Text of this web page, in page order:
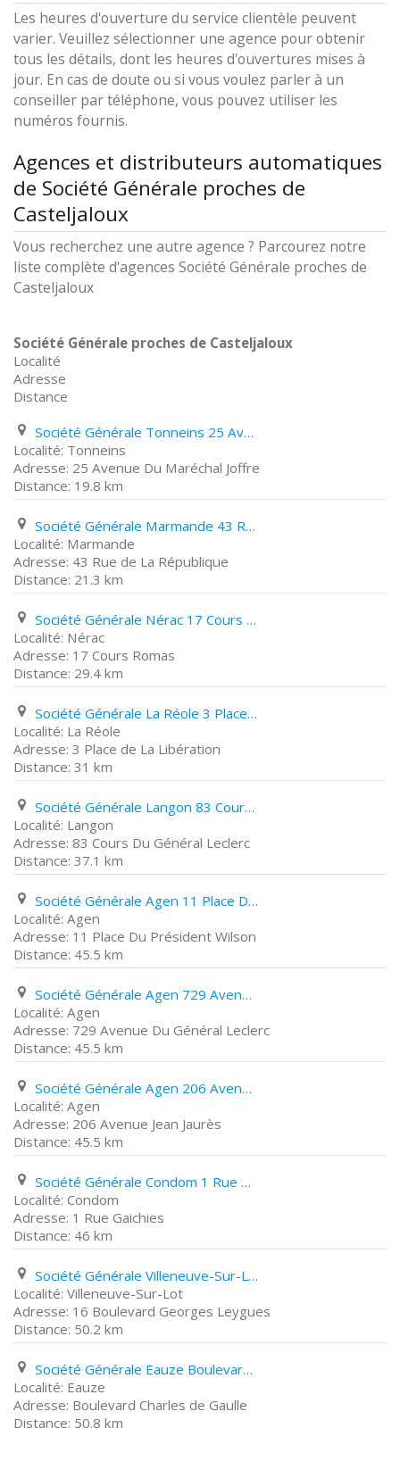
Les heures d'ouverture du service clientèle peuvent
varier. Veuillez sélectionner une agence pour obtenir
tous les détails, dont les heures d'ouvertures mises à
jour. En cas de doute ou si vous voulez parler à un
conseiller par téléphone, vous pouvez utiliser les
numéros fournis.
Agences et distributeurs automatiques
de Société Générale proches de
Casteljaloux
Vous recherchez une autre agence ? Parcourez notre
liste complète d'agences Société Générale proches de
Casteljaloux
Société Générale proches de Casteljaloux
Localité
Adresse
Distance
Société Générale Tonneins 25 Avenue Du Maréchal Joffre
Tonneins
25 Avenue Du Maréchal Joffre
19.8 km
Société Générale Marmande 43 Rue de La République
Marmande
43 Rue de La République
21.3 km
Société Générale Nérac 17 Cours Romas
Nérac
17 Cours Romas
29.4 km
Société Générale La Réole 3 Place de La Libération
La Réole
3 Place de La Libération
31 km
Société Générale Langon 83 Cours Du Général Leclerc
Langon
83 Cours Du Général Leclerc
37.1 km
Société Générale Agen 11 Place Du Président Wilson
Agen
11 Place Du Président Wilson
45.5 km
Société Générale Agen 729 Avenue Du Général Leclerc
Agen
729 Avenue Du Général Leclerc
45.5 km
Société Générale Agen 206 Avenue Jean Jaurès
Agen
206 Avenue Jean Jaurès
45.5 km
Société Générale Condom 1 Rue Gaichies
Condom
1 Rue Gaichies
46 km
Société Générale Villeneuve-Sur-Lot 16 Boulevard Georges Leygues
Villeneuve-Sur-Lot
16 Boulevard Georges Leygues
50.2 km
Société Générale Eauze Boulevard Charles de Gaulle
Eauze
Boulevard Charles de Gaulle
50.8 km